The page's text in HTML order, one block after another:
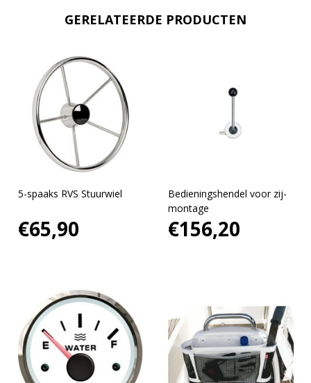
GERELATEERDE PRODUCTEN
5-spaaks RVS Stuurwiel
€65,90
Bedieningshendel voor zij-
montage
€156,20